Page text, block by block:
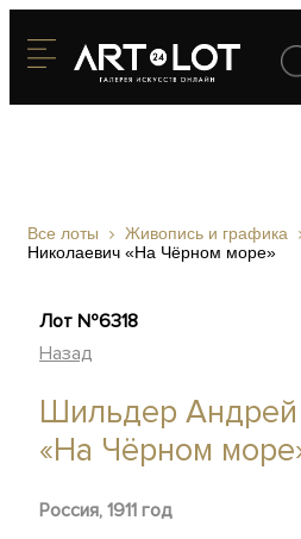
Все лоты Живопись и графика
Николаевич «На Чёрном море»
Лот №6318
Назад
Шильдер
«На Чёрном
Россия, 1911 год